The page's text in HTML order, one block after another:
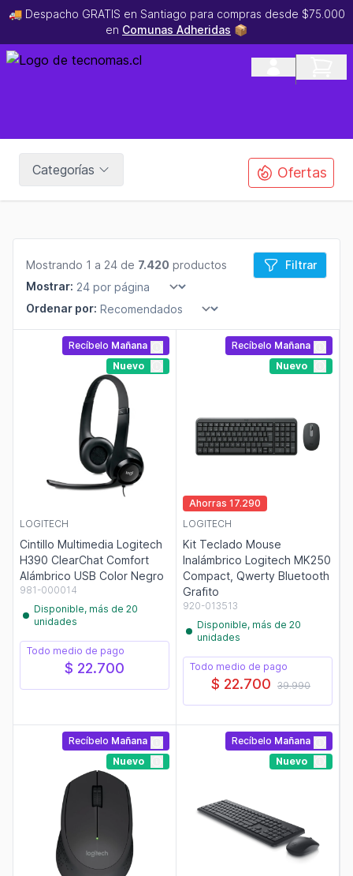
🚚 Despacho GRATIS en Santiago para compras desde $75.000
en Comunas Adheridas 📦
Categorías Ofertas
Mostrando 1 a 24 de 7.420 productos
Filtrar
Mostrar:
Ordenar por:
Recíbelo Mañana
Nuevo
LOGITECH
Cintillo Multimedia Logitech
H390 ClearChat Comfort
Alámbrico USB Color Negro
981-000014
Disponible, más de 20
unidades
Todo medio de pago
$ 22.700
Recíbelo Mañana
Nuevo
Ahorras 17.290
LOGITECH
Kit Teclado Mouse
Inalámbrico Logitech MK250
Compact, Qwerty Bluetooth
Grafito
920-013513
Disponible, más de 20
unidades
Todo medio de pago
$ 22.700 39.990
Recíbelo Mañana
Nuevo
Recíbelo Mañana
Nuevo